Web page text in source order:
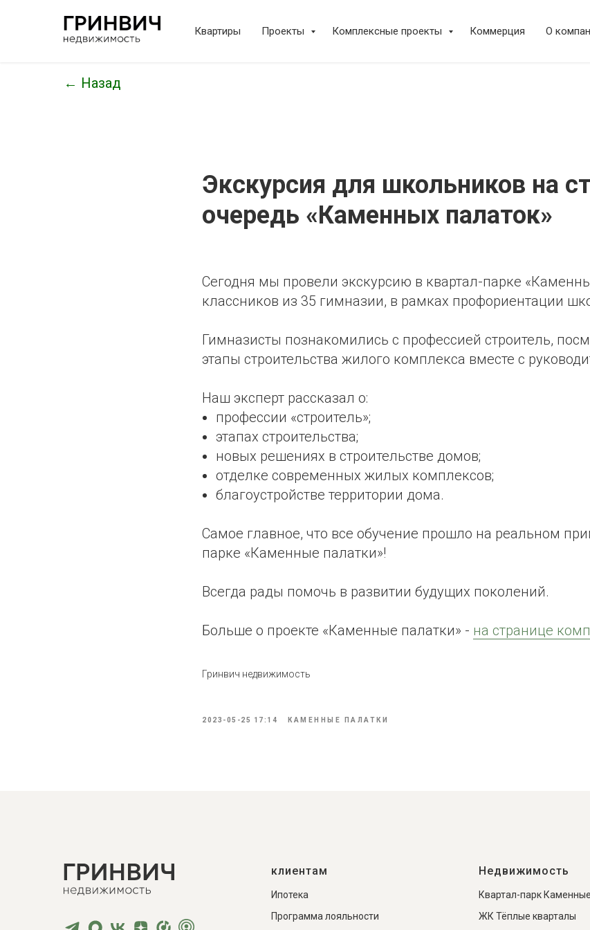
Квартиры Проекты Комплексные проекты Коммерция О
← Назад
Экскурсия для школьников на
очередь «Каменных палаток»
Сегодня мы провели экскурсию в квартал-парке
классников из 35 гимназии, в рамках профориентации
Гимназисты познакомились с профессией строитель,
этапы строительства жилого комплекса вместе с
Наш эксперт рассказал о:
профессии «строитель»;
этапах строительства;
новых решениях в строительстве домов;
отделке современных жилых комплексов;
благоустройстве территории дома.
Самое главное, что все обучение прошло на реальном
парке «Каменные палатки»!
Всегда рады помочь в развитии будущих поколений.
Больше о проекте «Каменные палатки» - на странице
Гринвич недвижимость
2023-05-25 17:14 КАМЕННЫЕ ПАЛАТКИ
клиентам
Ипотека
Программа лояльности
Недвижимость
Квартал-парк
ЖК Тёплые кварталы